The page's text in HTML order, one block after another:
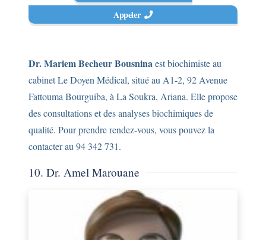
Appeler
Dr. Mariem Becheur Bousninaest biochimiste au
cabinet Le Doyen Médical, situé au A1-2, 92 Avenue
Fattouma Bourguiba, à La Soukra, Ariana. Elle propose
des consultations et des analyses biochimiques de
qualité. Pour prendre rendez-vous, vous pouvez la
contacter au 94 342 731.
10. Dr. Amel Marouane